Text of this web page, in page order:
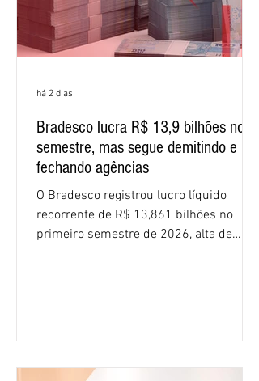
Bradesco lucra R$ 13,9 bilhões no
semestre, mas segue demitindo e
fechando agências
O Bradesco registrou lucro líquido
recorrente de R$ 13,861 bilhões no
primeiro semestre de 2026, alta de
1,4 ponto percentual em 12 meses. O
há 2 dias